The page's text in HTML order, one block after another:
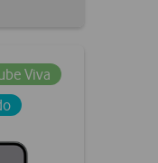
Viva